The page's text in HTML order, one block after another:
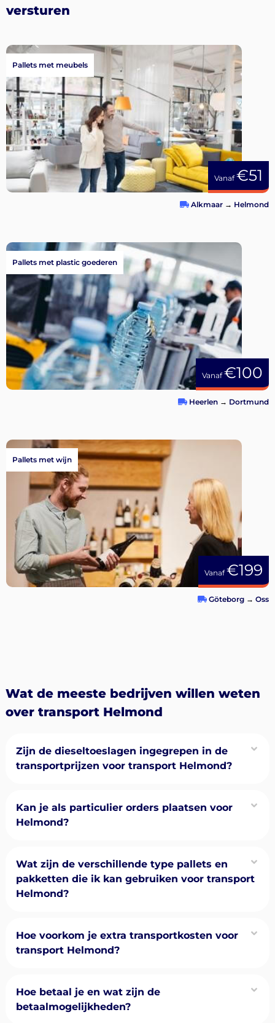
versturen
Vanaf€51
Pallets met meubels
Alkmaar → Helmond
Vanaf€100
Pallets met plastic goederen
Heerlen → Dortmund
Vanaf€199
Pallets met wijn
Göteborg → Oss
Wat de meeste bedrijven willen weten
over transport Helmond
Zijn de dieseltoeslagen ingegrepen in de
transportprijzen voor transport Helmond?
Kan je als particulier orders plaatsen voor
Helmond?
Wat zijn de verschillende type pallets en
pakketten die ik kan gebruiken voor transport
Helmond?
Hoe voorkom je extra transportkosten voor
transport Helmond?
Hoe betaal je en wat zijn de
betaalmogelijkheden?